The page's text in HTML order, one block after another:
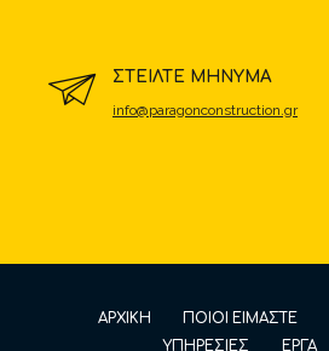
ΣΤΕΙΛΤΕ ΜΗΝΥΜΑ
info@paragonconstruction.gr
ΑΡΧΙΚΗ ΠΟΙΟΙ ΕΙΜΑΣΤΕ
ΥΠΗΡΕΣΙΕΣ
ΕΡΓΑ